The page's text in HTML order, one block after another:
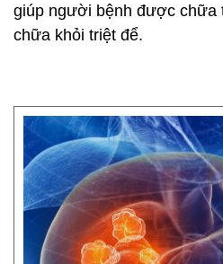
giúp người bệnh được chữa
chữa khỏi triệt để.